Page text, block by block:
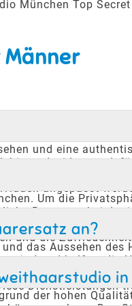
München Top
und eine
und
kaum von
angepasst
Um die
Beratung, bei
und ungestört
und die
an?
das Aussehen des
sind und helfen, die
zu
Dienstleistungenin
der hohen